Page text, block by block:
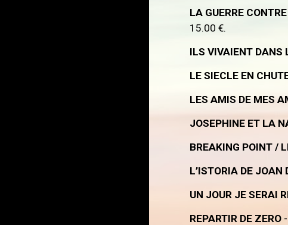
LA GUERRE
15.00 €.
ILS VIVAIENT DANS
LE SIECLE EN
LES AMIS DE MES
JOSEPHINE ET LA
BREAKING POINT /
L’ISTORIA DE JOAN
UN JOUR JE SERAI
REPARTIR DE ZERO